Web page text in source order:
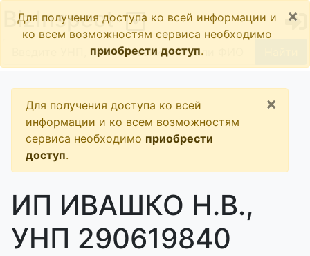
BizInspect
Для получения доступа ко всей информации и
ко всем возможностям сервиса необходимо
приобрести доступ.
×
Для получения доступа ко всей
информации и ко всем возможностям
сервиса необходимо приобрести
доступ.
×
ИП ИВАШКО Н.В.,
УНП 290619840